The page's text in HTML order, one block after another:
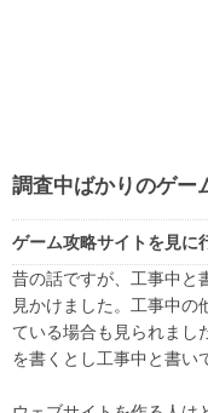
調査中ばかりのゲー
ゲーム攻略サイトを見に
昔の話ですが、工事中と
見かけました。工事中の
ている場合も見られまし
を書くとし工事中と書い